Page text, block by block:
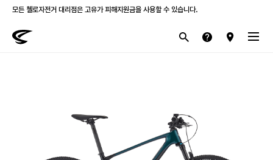
모든 첼로자전거 대리점은 고유가 피해지원금을 사용할 수 있습니다.
첼로 전 제품 삼성카드 / KB국민카드 12개월 무이자 할부 행사를 진행하고 있습니다.